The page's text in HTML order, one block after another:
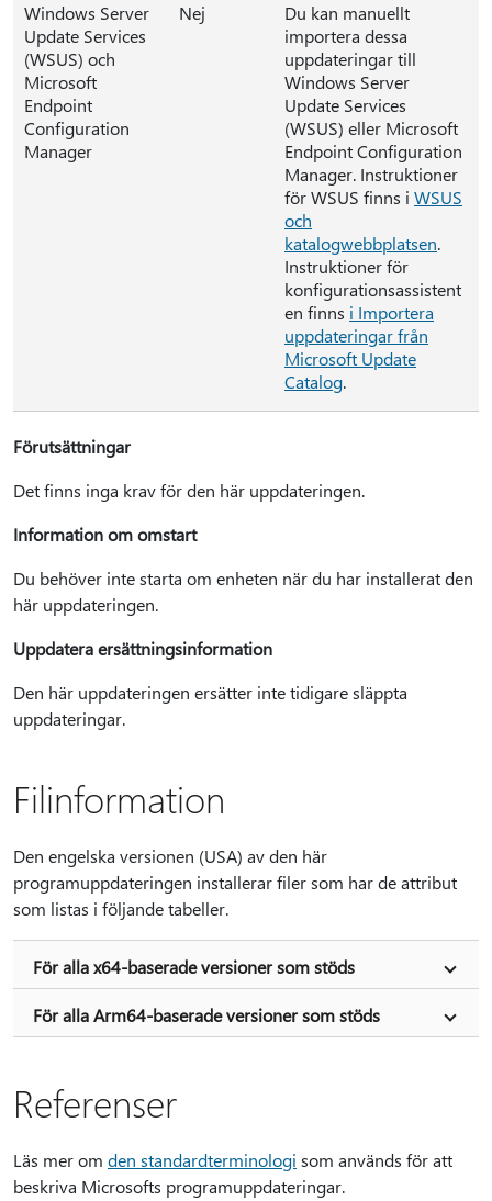
Windows Server
Update Services
(WSUS) och
Microsoft
Endpoint
Configuration
Manager
Nej
Du kan manuellt
importera dessa
uppdateringar till
Windows Server
Update Services
(WSUS) eller Microsoft
Endpoint Configuration
Manager. Instruktioner
för WSUS finns i WSUS
och
katalogwebbplatsen.
Instruktioner för
konfigurationsassistent
en finns i Importera
uppdateringar från
Microsoft Update
Catalog.
Förutsättningar
Det finns inga krav för den här uppdateringen.
Information om omstart
Du behöver inte starta om enheten när du har installerat den
här uppdateringen.
Uppdatera ersättningsinformation
Den här uppdateringen ersätter inte tidigare släppta
uppdateringar.
Filinformation
Den engelska versionen (USA) av den här
programuppdateringen installerar filer som har de attribut
som listas i följande tabeller.
För alla x64-baserade versioner som stöds
För alla Arm64-baserade versioner som stöds
Referenser
Läs mer om den standardterminologi som används för att
beskriva Microsofts programuppdateringar.